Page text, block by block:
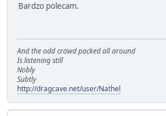
Bardzo polecam.
And the odd crowd packed all around
Is listening still
Nobly
Subtly
http://dragcave.net/user/Nathel